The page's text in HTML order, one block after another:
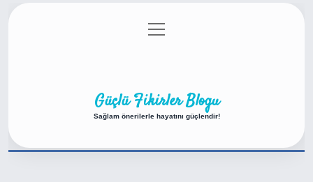
Gizlilik Politikası
menüyü
aç
Güçlü Fikirler Blogu
Sağlam önerilerle hayatını güçlendir!